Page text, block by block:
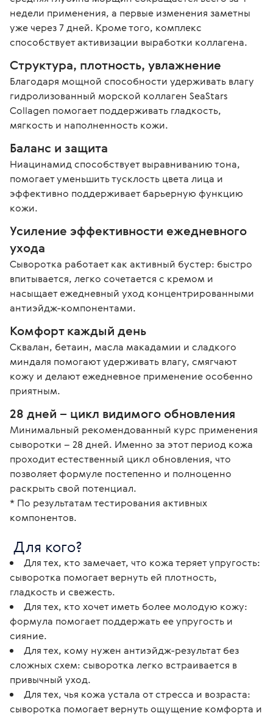
недели применения, а первые изменения заметны
уже через 7 дней. Кроме того, комплекс
способствует активизации выработки коллагена.
Структура, плотность, увлажнение
Благодаря мощной способности удерживать влагу
гидролизованный морской коллаген SeaStars
Collagen помогает поддерживать гладкость,
мягкость и наполненность кожи.
Баланс и защита
Ниацинамид способствует выравниванию тона,
помогает уменьшить тусклость цвета лица и
эффективно поддерживает барьерную функцию
кожи.
Усиление эффективности ежедневного
ухода
Сыворотка работает как активный бустер: быстро
впитывается, легко сочетается с кремом и
насыщает ежедневный уход концентрированными
антиэйдж-компонентами.
Комфорт каждый день
Сквалан, бетаин, масла макадамии и сладкого
миндаля помогают удерживать влагу, смягчают
кожу и делают ежедневное применение особенно
приятным.
28 дней – цикл видимого обновления
Минимальный рекомендованный курс применения
сыворотки – 28 дней. Именно за этот период кожа
проходит естественный цикл обновления, что
позволяет формуле постепенно и полноценно
раскрыть свой потенциал.
* По результатам тестирования активных
компонентов.
Для кого?
Для тех, кто замечает, что кожа теряет упругость:
сыворотка помогает вернуть ей плотность,
гладкость и свежесть.
Для тех, кто хочет иметь более молодую кожу:
формула помогает поддержать ее упругость и
сияние.
Для тех, кому нужен антиэйдж-результат без
сложных схем: сыворотка легко встраивается в
привычный уход.
Для тех, чья кожа устала от стресса и возраста:
сыворотка помогает вернуть ощущение комфорта и